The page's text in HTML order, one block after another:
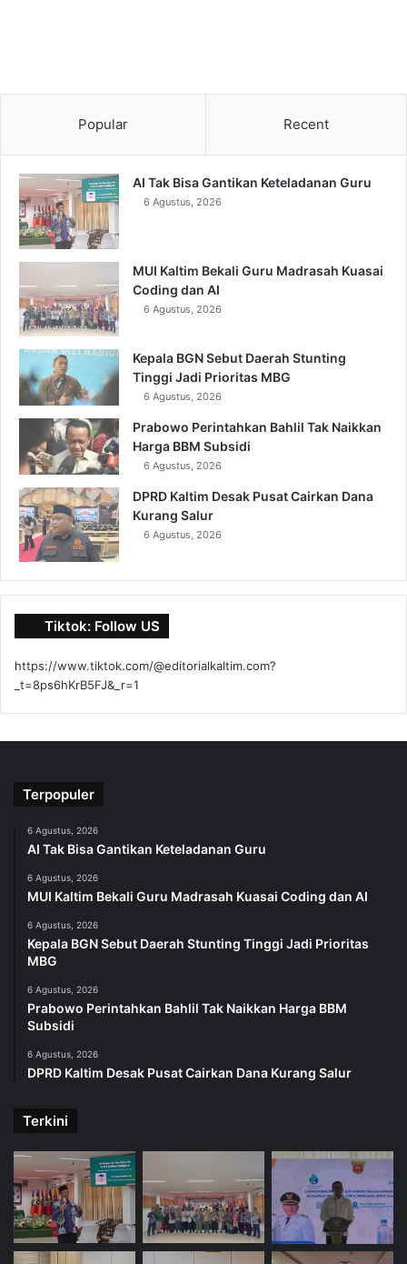
Popular Recent
AI Tak Bisa Gantikan Keteladanan Guru
6 Agustus, 2026
MUI Kaltim Bekali Guru Madrasah Kuasai
Coding dan AI
6 Agustus, 2026
Kepala BGN Sebut Daerah Stunting
Tinggi Jadi Prioritas MBG
6 Agustus, 2026
Prabowo Perintahkan Bahlil Tak Naikkan
Harga BBM Subsidi
6 Agustus, 2026
DPRD Kaltim Desak Pusat Cairkan Dana
Kurang Salur
6 Agustus, 2026
Tiktok: Follow US
https://www.tiktok.com/@editorialkaltim.com?
_t=8ps6hKrB5FJ&_r=1
Terpopuler
6 Agustus, 2026
AI Tak Bisa Gantikan Keteladanan Guru
6 Agustus, 2026
MUI Kaltim Bekali Guru Madrasah Kuasai Coding dan AI
6 Agustus, 2026
Kepala BGN Sebut Daerah Stunting Tinggi Jadi Prioritas
MBG
6 Agustus, 2026
Prabowo Perintahkan Bahlil Tak Naikkan Harga BBM
Subsidi
6 Agustus, 2026
DPRD Kaltim Desak Pusat Cairkan Dana Kurang Salur
Terkini